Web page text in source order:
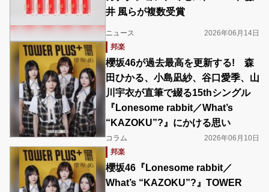
井 風らが複数受賞
ニュース
2026年06月14日
邦楽
櫻坂46が過去最高を更新する! 森
田ひかる、小島凪紗、谷口愛季、山
川宇衣が直筆で綴る15thシングル
『Lonesome rabbit／What’s
“KAZOKU”?』にかける思い
コラム
2026年06月10日
邦楽
櫻坂46『Lonesome rabbit／
What’s “KAZOKU”?』TOWER